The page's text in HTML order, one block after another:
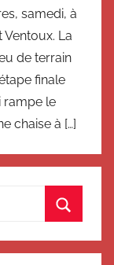
samedi, à
La
de terrain
finale
rampe le
chaise à […]